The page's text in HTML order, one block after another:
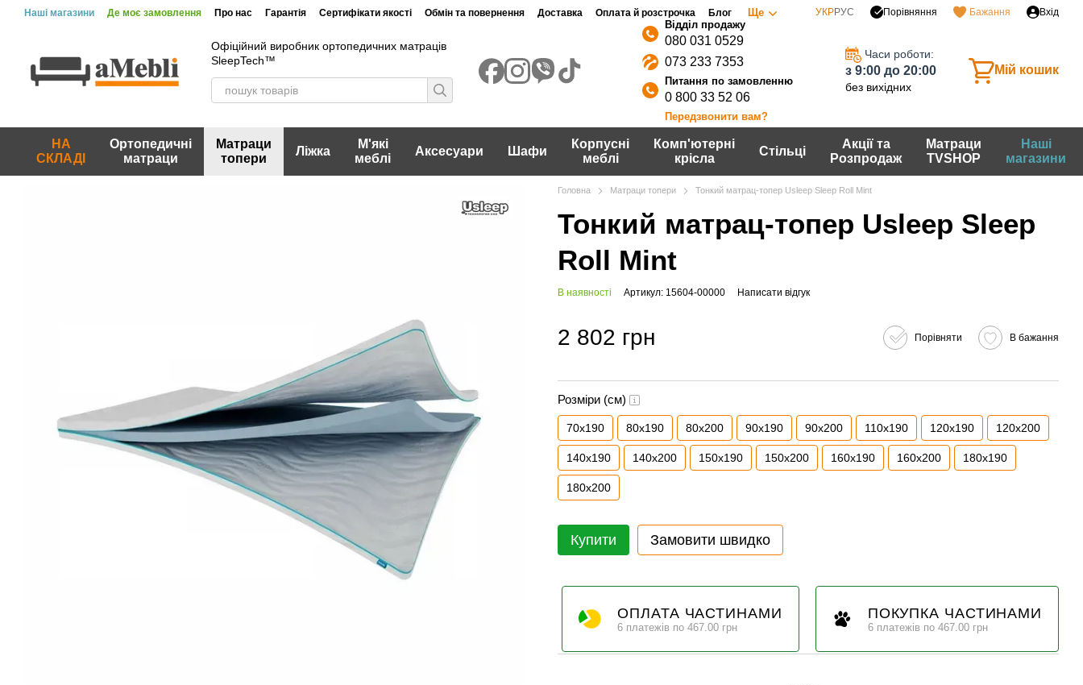
Перейти до основного контенту
Наші магазини Де моє замовлення Про нас Гарантія Сертифікати якості Обмін та повернення Доставка Оплата й розстрочка Блог Ще УКРРУС Порівняння Бажання Вхід
Офіційний виробник ортопедичних матраців
SleepTech™
080 031 0529
073 233 7353
0 800 33 52 06
Передзвонити вам?
Часи роботи:
з 9:00 до 20:00
без вихідних
Мій кошик
НА
СКЛАДІ
Ортопедичні
матраци
Матраци
топери
Ліжка
М'які
меблі
Аксесуари Шафи
Корпусні
меблі
Комп'ютерні
крісла
Стільці
Акції та
Розпродаж
Матраци
TVSHOP
Наші
магазини
Головна Матраци топери Тонкий матрац-топер Usleep Sleep Roll Mint
Тонкий матрац-топер Usleep Sleep
Roll Mint
В наявності Артикул: 15604-00000 Написати відгук
2 802 грн Порівняти В бажання
Розміри (см)
70x190 80x190 80x200 90x190 90x200 110x190 120x190 120x200
140x190 140x200 150x190 150x200 160x190 160x200 180x190
180x200
Купити Замовити швидко
ОПЛАТА ЧАСТИНАМИ
6 платежів по 467.00 грн
ПОКУПКА ЧАСТИНАМИ
6 платежів по 467.00 грн